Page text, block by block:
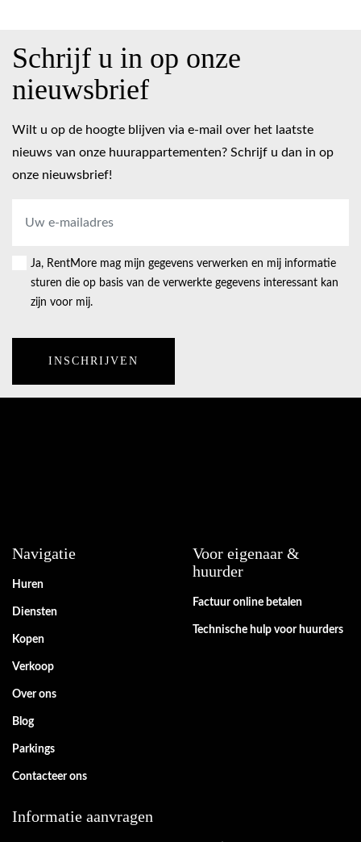
Schrijf u in op onze
nieuwsbrief
Wilt u op de hoogte blijven via e-mail over het laatste
nieuws van onze huurappartementen? Schrijf u dan in op
onze nieuwsbrief!
Consent
Ja, RentMore mag mijn gegevens verwerken en mij informatie
sturen die op basis van de verwerkte gegevens interessant kan
zijn voor mij.
Navigatie
Huren
Diensten
Kopen
Verkoop
Over ons
Blog
Parkings
Contacteer ons
Informatie aanvragen
Voor eigenaar &
huurder
Factuur online betalen
Technische hulp voor huurders